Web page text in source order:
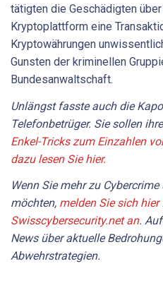
tätigten die Geschädigten
Kryptoplattform eine
Kryptowährungen
Gunsten der kriminellen
Bundesanwaltschaft.
Unlängst fasste auch die
Telefonbetrüger. Sie sollen
Enkel-Tricks zum Einzahlen
dazu lesen Sie hier.
Wenn Sie mehr zu
möchten, melden Sie sich
Swisscybersecurity.net an.
News über aktuelle
Abwehrstrategien.